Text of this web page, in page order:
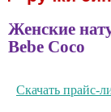
Женские
Bebe Coco
Скачать прайс-